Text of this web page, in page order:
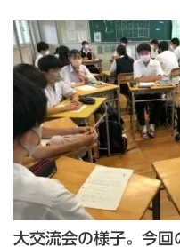
大交流会の様子。今回